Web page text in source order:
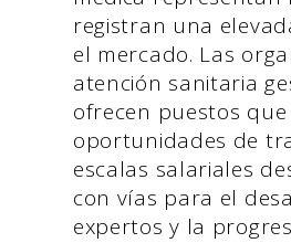
registran una
el mercado. Las
atención sanitaria
ofrecen puestos
oportunidades de
escalas salariales
con vías para el
expertos y la